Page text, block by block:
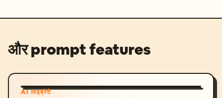
और prompt features
AI लाइब्रेरी